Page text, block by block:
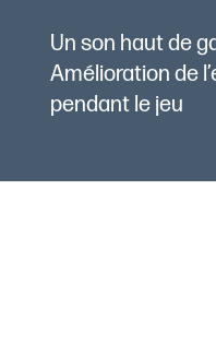
Un son haut de
Amélioration de
pendant le jeu